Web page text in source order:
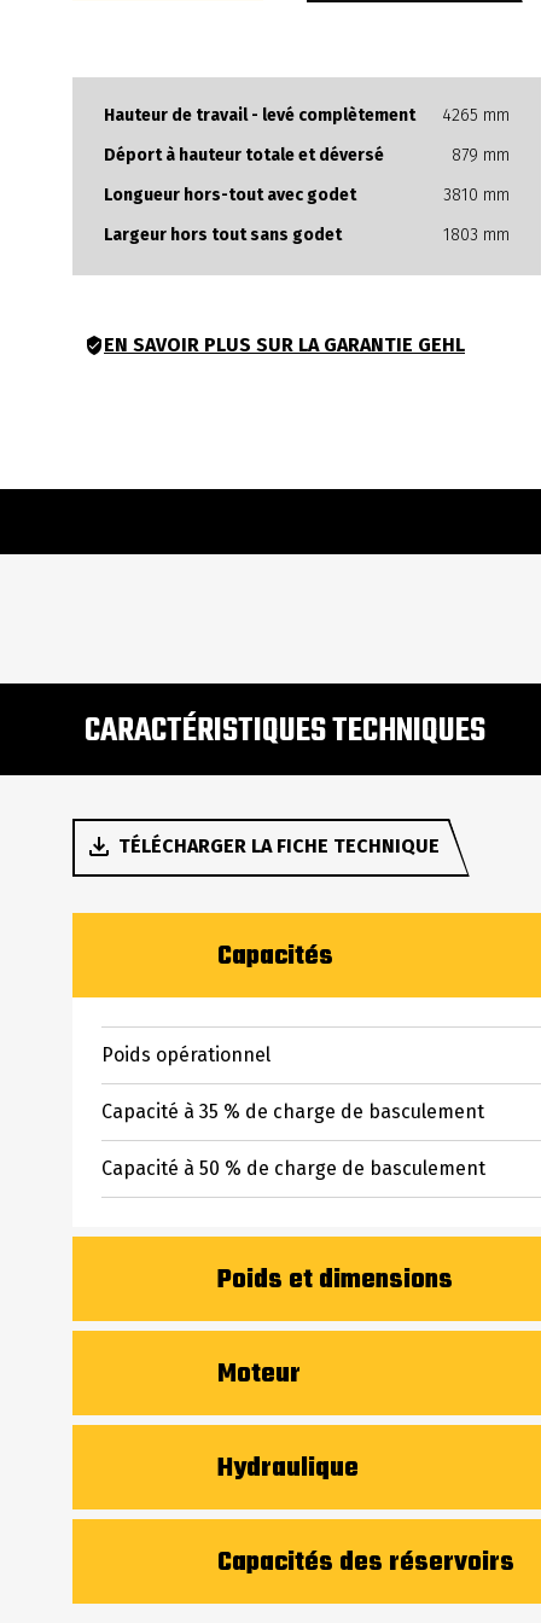
Hauteur de travail - levé complètement
4265 mm
Déport à hauteur totale et déversé
879 mm
Longueur hors-tout avec godet
3810 mm
Largeur hors tout sans godet
1803 mm
EN SAVOIR PLUS SUR LA GARANTIE GEHL
CARACTÉRISTIQUES TECHNIQUES
TÉLÉCHARGER LA FICHE TECHNIQUE
Capacités
Poids opérationnel
Capacité à 35 % de charge de basculement
Capacité à 50 % de charge de basculement
Poids et dimensions
Déport à hauteur totale et déversé
Angle de déversement à hauteur maximale
Hauteur hors tout en haut du ROPS
Moteur
Puissance moteur (CV)
Hydraulique
Capacités des réservoirs